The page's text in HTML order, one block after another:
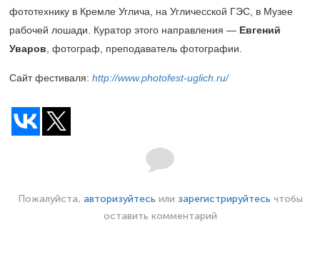
фототехнику в Кремле Углича, на Угличесской ГЭС, в Музее
рабочей лошади. Куратор этого направления — Евгений
Уваров, фотограф, преподаватель фотографии.
Сайт фестиваля: http://www.photofest-uglich.ru/
Пожалуйста, авторизуйтесь или зарегистрируйтесь чтобы
оставить комментарий